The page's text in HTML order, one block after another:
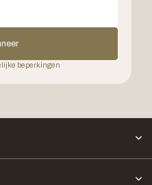
beperkingen